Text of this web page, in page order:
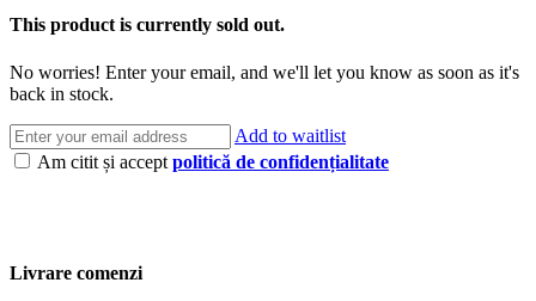
This product is currently sold out.
No worries! Enter your email, and we'll let you know as soon as it's
back in stock.
Add to waitlist
Am citit și accept politică de confidențialitate
Livrare comenzi